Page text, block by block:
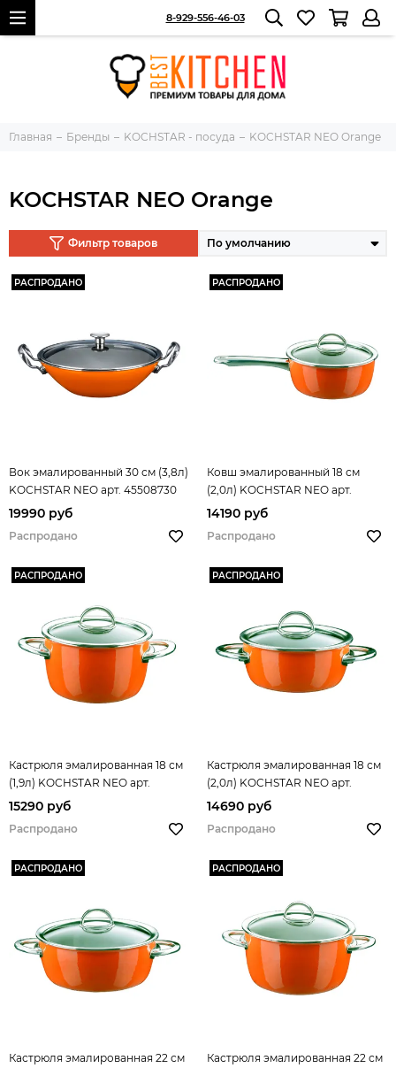
8-929-556-46-03
Главная Бренды KOCHSTAR - посуда KOCHSTAR NEO Orange
KOCHSTAR NEO Orange
Фильтр товаров
РАСПРОДАНО
Вок эмалированный 30 см (3,8л)
KOCHSTAR NEO арт. 45508730
19990 руб
Распродано
РАСПРОДАНО
Ковш эмалированный 18 см
(2,0л) KOCHSTAR NEO арт.
34608718
14190 руб
Распродано
РАСПРОДАНО
Кастрюля эмалированная 18 см
(1,9л) KOCHSTAR NEO арт.
33608718
15290 руб
Распродано
РАСПРОДАНО
Кастрюля эмалированная 18 см
(2,0л) KOCHSTAR NEO арт.
32608718
14690 руб
Распродано
РАСПРОДАНО
Кастрюля эмалированная 22 см
РАСПРОДАНО
Кастрюля эмалированная 22 см